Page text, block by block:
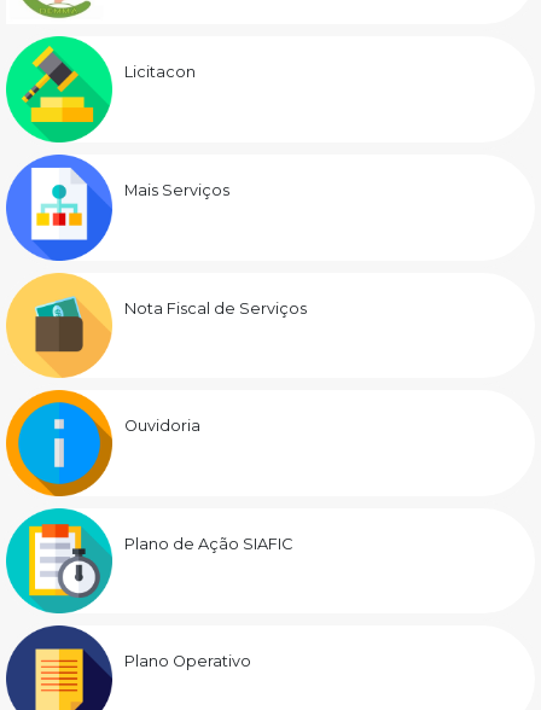
Licitacon
Mais Serviços
Nota Fiscal de Serviços
Ouvidoria
Plano de Ação SIAFIC
Plano Operativo